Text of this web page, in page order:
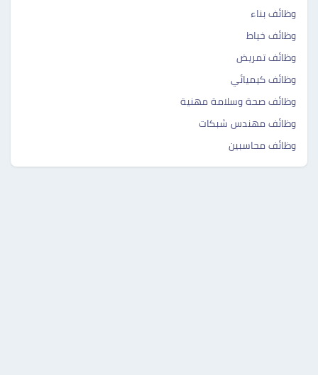
وظائف بناء
وظائف خياط
وظائف تمريض
وظائف كيميائي
وظائف صحة وسلامة مهنية
وظائف مهندس شبكات
وظائف محاسبين